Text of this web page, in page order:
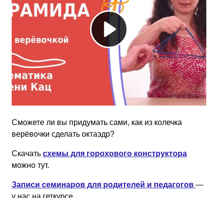
Сможете ли вы придумать сами, как из колечка
верёвочки сделать октаэдр?
Скачать схемы для горохового конструктора
можно тут.
Записи семинаров для родителей и педагогов —
у нас на геткурсе